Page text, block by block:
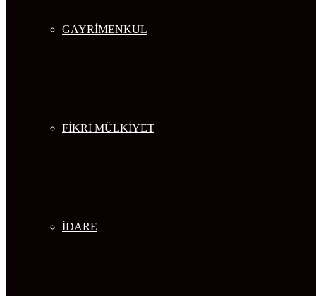
GAYRİMENKUL
FİKRİ MÜLKİYET
İDARE